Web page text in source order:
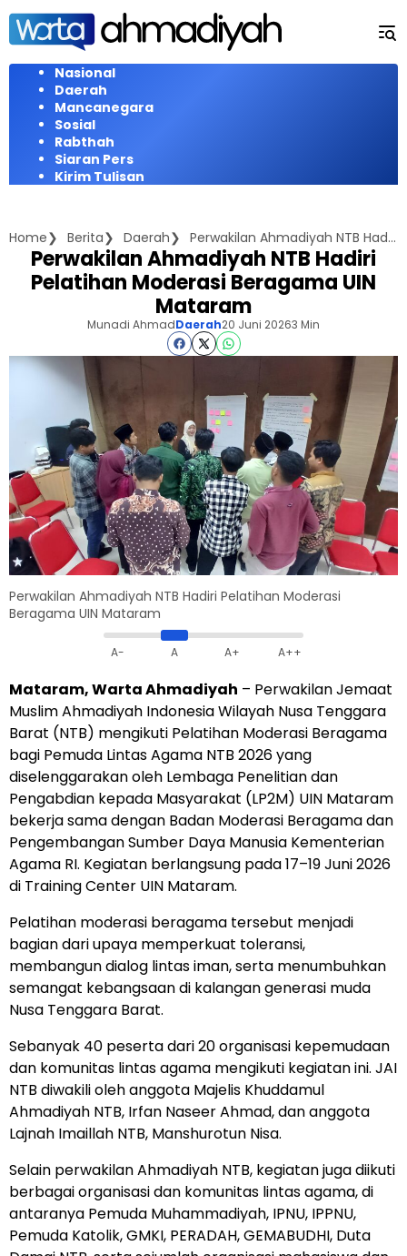
Langsung
konten
Nasional
Daerah
Mancanegara
Sosial
Rabthah
Siaran Pers
Kirim Tulisan
Home Berita Daerah Perwakilan Ahmadiyah NTB Hadiri Pelatihan Moderasi Beragama UIN Mataram
Perwakilan Ahmadiyah NTB Hadiri
Pelatihan Moderasi Beragama UIN
Mataram
Munadi AhmadDaerah20 Juni 20263 Min
Perwakilan Ahmadiyah NTB Hadiri Pelatihan Moderasi
Beragama UIN Mataram
A- A A+ A++
Mataram, Warta Ahmadiyah – Perwakilan Jemaat
Muslim Ahmadiyah Indonesia Wilayah Nusa Tenggara
Barat (NTB) mengikuti Pelatihan Moderasi Beragama
bagi Pemuda Lintas Agama NTB 2026 yang
diselenggarakan oleh Lembaga Penelitian dan
Pengabdian kepada Masyarakat (LP2M) UIN Mataram
bekerja sama dengan Badan Moderasi Beragama dan
Pengembangan Sumber Daya Manusia Kementerian
Agama RI. Kegiatan berlangsung pada 17–19 Juni 2026
di Training Center UIN Mataram.
Pelatihan moderasi beragama tersebut menjadi
bagian dari upaya memperkuat toleransi,
membangun dialog lintas iman, serta menumbuhkan
semangat kebangsaan di kalangan generasi muda
Nusa Tenggara Barat.
Sebanyak 40 peserta dari 20 organisasi kepemudaan
dan komunitas lintas agama mengikuti kegiatan ini. JAI
NTB diwakili oleh anggota Majelis Khuddamul
Ahmadiyah NTB, Irfan Naseer Ahmad, dan anggota
Lajnah Imaillah NTB, Manshurotun Nisa.
Selain perwakilan Ahmadiyah NTB, kegiatan juga diikuti
berbagai organisasi dan komunitas lintas agama, di
antaranya Pemuda Muhammadiyah, IPNU, IPPNU,
Pemuda Katolik, GMKI, PERADAH, GEMABUDHI, Duta